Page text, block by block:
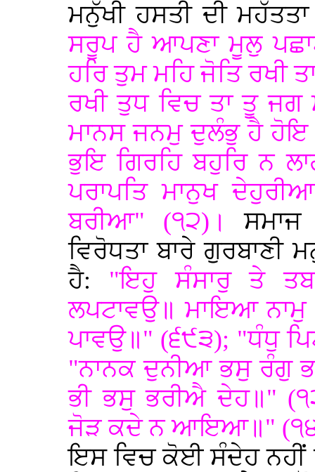
ਮਨੁੱਖੀ ਹਸਤੀ ਦੀ
ਸਰੂਪ ਹੈ ਆਪਣਾ ਮੂਲੁ
ਹਰਿ ਤੁਮ ਮਹਿ ਜੋਤਿ
ਰਖੀ ਤੁਧ ਵਿਚ ਤਾ ਤੂ
ਮਾਨਸ ਜਨਮੁ ਦੁਲੰਭੁ ਹੈ ਹੋਇ
ਭੁਇ ਗਿਰਹਿ ਬਹੁਰਿ ਨ
ਪਰਾਪਤਿ ਮਾਨੁਖ
ਬਰੀਆ" (੧੨)।
ਵਿਰੋਧਤਾ ਬਾਰੇ
ਹੈ: "ਇਹੁ ਸੰਸਾਰੁ ਤੇ
ਲਪਟਾਵਉ॥ ਮਾਇਆ ਨਾਮੁ
ਪਾਵਉ॥" (੬੯੩); "ਧੰਧੁ
"ਨਾਨਕ ਦੁਨੀਆ ਭਸੁ ਰੰਗੁ
ਭੀ ਭਸੁ ਭਰੀਐ ਦੇਹ॥"
ਜੋੜ ਕਦੇ ਨ ਆਇਆ॥"
ਇਸ ਵਿਚ ਕੋਈ ਸੰਦੇਹ ਨਹੀਂ